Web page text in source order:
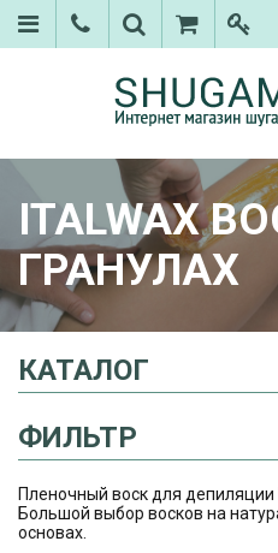
ITALWAX
ГРАНУЛАХ
КАТАЛОГ
ФИЛЬТР
Пленочный воск для депиляции
Большой выбор восков на
основах.